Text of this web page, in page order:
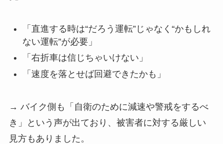
「直進する時は“だろう運転”じゃなく“かもしれ
ない運転”が必要」
「右折車は信じちゃいけない」
「速度を落とせば回避できたかも」
→ バイク側も「自衛のために減速や警戒をするべ
き」という声が出ており、被害者に対する厳しい
見方もありました。